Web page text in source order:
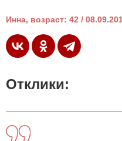
Инна, возраст: 42 /
Отклики: